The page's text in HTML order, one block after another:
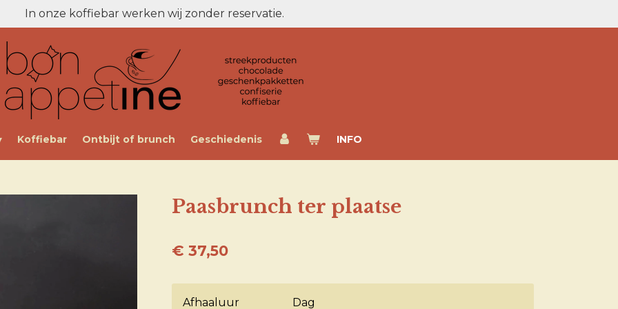
In onze koffiebar werken wij zonder reservatie.
Koffiebar Ontbijt of brunch Geschiedenis INFO
Paasbrunch ter plaatse
€ 37,50
Afhaaluur Dag